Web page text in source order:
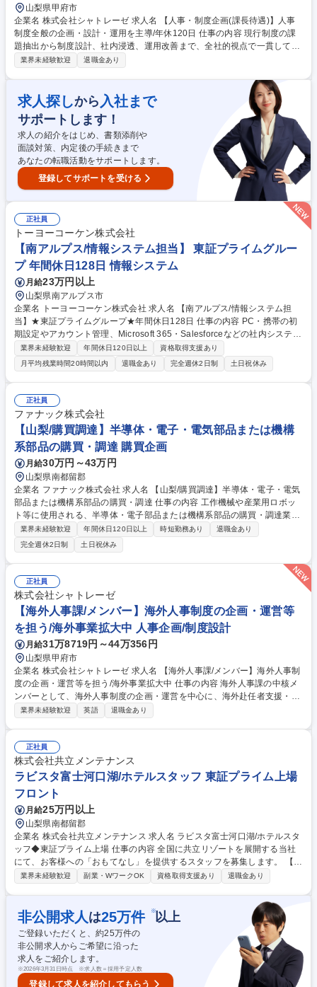
山梨県甲府市
企業名 株式会社シャトレーゼ 求人名 【人事・制度企画(課長待遇)】人事
制度全般の企画・設計・運用を主導/年休120日 仕事の内容 現行制度の課
題抽出から制度設計、社内浸透、運用改善まで、全社的視点で一貫して推
進していただくポジションです。経営陣と連携し、組織戦略および人材戦
務】■人事、報酬制度（等級・評価・報酬）の企画、改定および運用改善■
既存人事制度の理解、浸透、課題分析（データ分析・ヒアリング・外部環
境の調査等）■評価運用プロセスの見直し、効率化・標準化の推進【中長
期テーマ】■経営方針に基づく制度改善案の企画立案・経営会議での説明■
管理職・従業員向けの制度説明資料の作成および説明会の実施■従業員意
識調査等の企画・実行、分析結果に基づく改善提案 募集職種 【人事・制
度企画(課長待遇)】人事制度全般の企画・設計・運用を主導/年休120日
業界未経験歓迎 退職金あり
求人探しから 入社まで
サポートします！
求人の紹介をはじめ、書類添削や
面談対策、内定後の手続きまで
あなたの転職活動をサポートします。
登録してサポートを受ける
正社員
トーヨーコーケン株式会社
【南アルプス/情報システム担当】 東証プライムグルー
プ 年間休日128日 情報システム
月給23万円以上
山梨県南アルプス市
企業名 トーヨーコーケン株式会社 求人名 【南アルプス/情報システム担
当】★東証プライムグループ★年間休日128日 仕事の内容 PC・携帯の初
期設定やアカウント管理、Microsoft 365・Salesforceなどの社内システム
運用、社内外からの各種申請・問い合わせ対応まで、 山梨事業所のITをま
るごと支えるポジションです。 東京本社と連携しながら、山梨事業所のIT
環境を整え、現場の業務を支えていただきます。 【具体的な業務】■社内I
T環境の運用管理 ■Microsoft 365、Salesforce等の社内システム管理 ■ア
カウント・権限管理 ■PC、携帯等周辺機器のIT資産管理 ■社内外からの問
い合わせ、申請、依頼への対応等 ■新システム導入の検討 募集職種 【南
アルプス/情報システム担当】★東証プライムグループ★年間休日128日
業界未経験歓迎 年間休日120日以上
資格取得支援あり
月平均残業時間20時間以内
退職金あり 完全週休2日制 土日祝休み
正社員
ファナック株式会社
【山梨/購買調達】半導体・電子・電気部品または機構
系部品の購買・調達 購買企画
月給30万円～43万円
山梨県南都留郡
企業名 ファナック株式会社 求人名 【山梨/購買調達】半導体・電子・電気
部品または機構系部品の購買・調達 仕事の内容 工作機械や産業用ロボッ
ト等に使用される、半導体・電子部品または機構系部品の購買・調達業務
です。価格や納期の交渉をはじめ、製造現場のスケジュールに合わせたサ
プライヤとの調整などをお任せします。 【業務詳細】適性に応じ「半導
体・電子・電気部品」または「機構系部品」の購買・調達をお任せしま
す。具体的には、担当サプライヤ（1人約100社）との価格・納品交渉、
および製造現場と連携した納期調整業務です。部品選定は開発部署が担う
ため、開発担当者と共に商談を進める機会も多く、密なコミュニケーショ
ンが求められます。入社後はOJTを通じて製品知識やシステムの使い方を
習得していただきます。 募集職種 【山梨/購買調達】半導体・電子・電気
部品または機構系部品の購買・調達
業界未経験歓迎 年間休日120日以上 時短勤務あり
退職金あり
完全週休2日制
土日祝休み
正社員
株式会社シャトレーゼ
【海外人事課/メンバー】海外人事制度の企画・運営等
を担う/海外事業拡大中 人事企画/制度設計
月給31万8719円～44万356円
山梨県甲府市
企業名 株式会社シャトレーゼ 求人名 【海外人事課/メンバー】海外人事制
度の企画・運営等を担う/海外事業拡大中 仕事の内容 海外人事課の中核メ
ンバーとして、海外人事制度の企画・運営を中心に、海外赴任者支援・現
地法人支援・人材開発まで幅広く担当いただきます。特に、今後急速に拡
事制度の企画・運営（最重要ミッション）…海外給与制度・駐在員制度の
企画、改善、再構築/海外赴任条件、手当制度の設計・見直し/各国制度に
対応した人事制度の導入・運用/海外事業統括部と連携した制度企画推進■
海外赴任・帰任サポート■海外赴任者の給与・税務対応■海外現地法人支援
■グローバル人材開発■海外プロジェクト支援 募集職種 【海外人事課/メン
バー】海外人事制度の企画・運営等を担う/海外事業拡大中
業界未経験歓迎 英語 退職金あり
正社員
株式会社共立メンテナンス
ラビスタ富士河口湖/ホテルスタッフ 東証プライム上場
フロント
月給25万円以上
山梨県南都留郡
企業名 株式会社共立メンテナンス 求人名 ラビスタ富士河口湖/ホテルスタ
ッフ◆東証プライム上場 仕事の内容 全国に共立リゾートを展開する当社
にて、お客様への「おもてなし」を提供するスタッフを募集します。 【フ
ロント】接客対応（チェックイン、チェックアウト、観光案内）／館内案
お食事の提供／テーブルセッティング・片付、デシャップ 【予約販売/総
務経理】データ入力・管理、電話対応／ホテルシステムによる予約受付、
売上・入金処理 【施設管理】客室及び共用部、温浴施設の清掃、ホテル内
の設備点検などの計画及び実行、その他付帯設備の点検管理、駐車場内で
の車両誘導・管理、送迎ドライバーなど 募集職種 ラビスタ富士河口湖/ホ
テルスタッフ◆東証プライム上場
業界未経験歓迎 副業・WワークOK 資格取得支援あり 退職金あり
非公開求人 は25万件 ※以上
ご登録いただくと、約25万件の
非公開求人からご希望に沿った
求人をご紹介します。
※2026年3月31日時点 ※求人数＝採用予定人数
登録して求人を紹介してもらう